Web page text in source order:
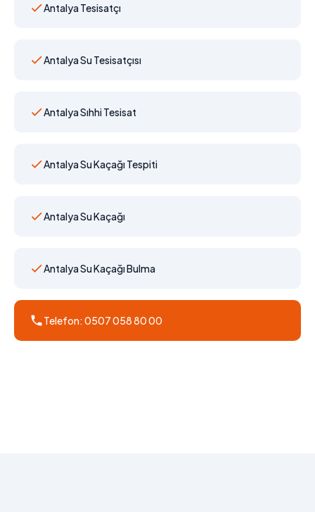
Antalya Tesisatçı
Antalya Su Tesisatçısı
Antalya Sıhhi Tesisat
Antalya Su Kaçağı Tespiti
Antalya Su Kaçağı
Antalya Su Kaçağı Bulma
Telefon: 0507 058 80 00